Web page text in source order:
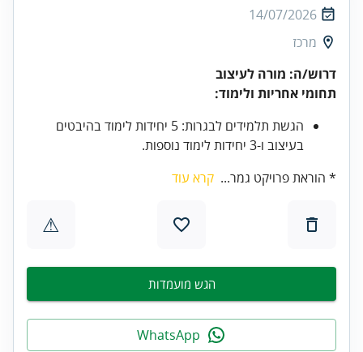
14/07/2026
מרכז
דרוש/ה: מורה לעיצוב
תחומי אחריות ולימוד:
הגשת תלמידים לבגרות: 5 יחידות לימוד בהיבטים
בעיצוב ו-3 יחידות לימוד נוספות.
* הוראת פרויקט גמר... קרא עוד
⚠
הגש מועמדות